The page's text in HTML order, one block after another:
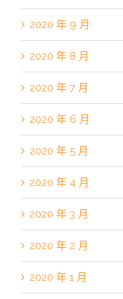
2020 年 9 月
2020 年 8 月
2020 年 7 月
2020 年 6 月
2020 年 5 月
2020 年 4 月
2020 年 3 月
2020 年 2 月
2020 年 1 月